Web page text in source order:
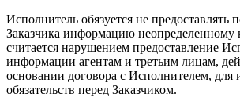
Исполнитель обязуется не предоставлять
Заказчика информацию неопределенному
считается нарушением предоставление
информации агентам и третьим лицам,
основании договора с Исполнителем, для
обязательств перед Заказчиком.